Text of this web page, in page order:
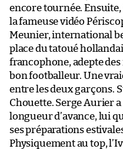
encore tournée. Ensuite,
la fameuse vidéo
Meunier, international
place du tatoué
francophone, adepte
bon footballeur. Une
entre les deux garçons.
Chouette. Serge Aurier
longueur d’avance, lui
ses préparations
Physiquement au top,